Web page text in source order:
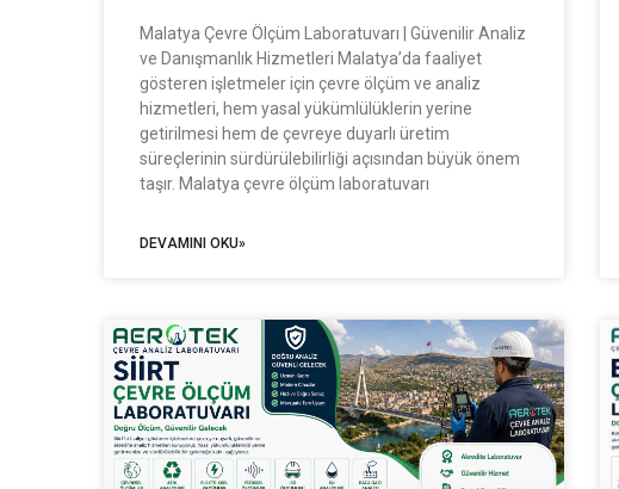
Malatya Çevre Ölçüm Laboratuvarı | Güvenilir Analiz
ve Danışmanlık Hizmetleri Malatya’da faaliyet
gösteren işletmeler için çevre ölçüm ve analiz
hizmetleri, hem yasal yükümlülüklerin yerine
getirilmesi hem de çevreye duyarlı üretim
süreçlerinin sürdürülebilirliği açısından büyük önem
taşır. Malatya çevre ölçüm laboratuvarı
DEVAMINI OKU»